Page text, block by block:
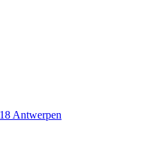
Antwerpen